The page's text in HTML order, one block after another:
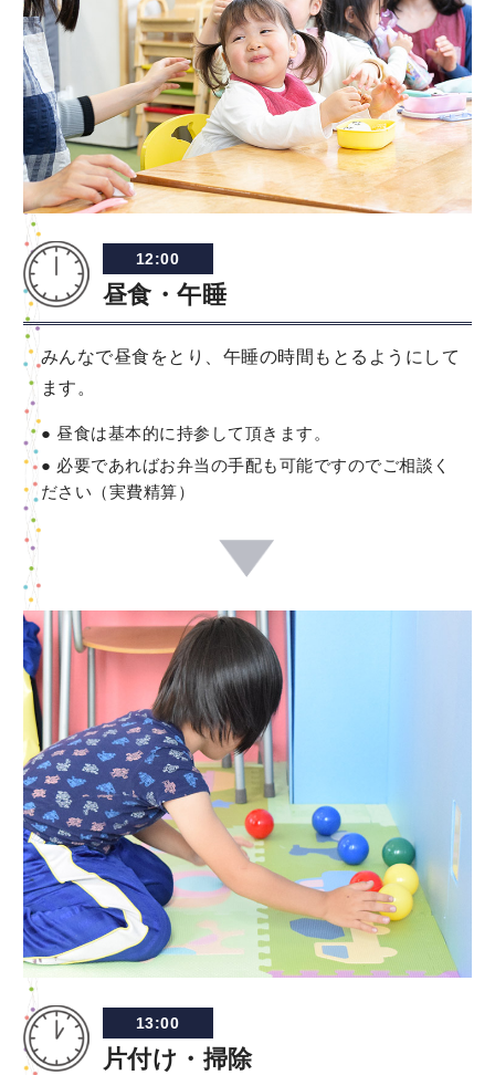
12:00
昼食・午睡
みんなで昼食をとり、午睡の時間もとるようにして
ます。
昼食は基本的に持参して頂きます。
必要であればお弁当の手配も可能ですのでご相談く
ださい（実費精算）
13:00
片付け・掃除